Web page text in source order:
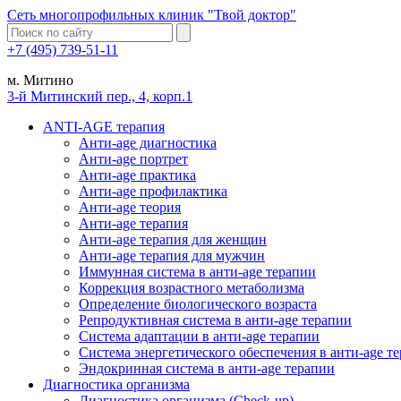
Сеть многопрофильных клиник "Твой доктор"
+7 (495) 739-51-11
м. Митино
3-й Митинский пер., 4, корп.1
ANTI-AGE терапия
Анти-age диагностика
Анти-age портрет
Анти-age практика
Анти-age профилактика
Анти-age теория
Анти-age терапия
Анти-age терапия для женщин
Анти-age терапия для мужчин
Иммунная система в анти-age терапии
Коррекция возрастного метаболизма
Определение биологического возраста
Репродуктивная система в анти-age терапии
Система адаптации в анти-age терапии
Система энергетического обеспечения в анти-age
Эндокринная система в анти-age терапии
Диагностика организма